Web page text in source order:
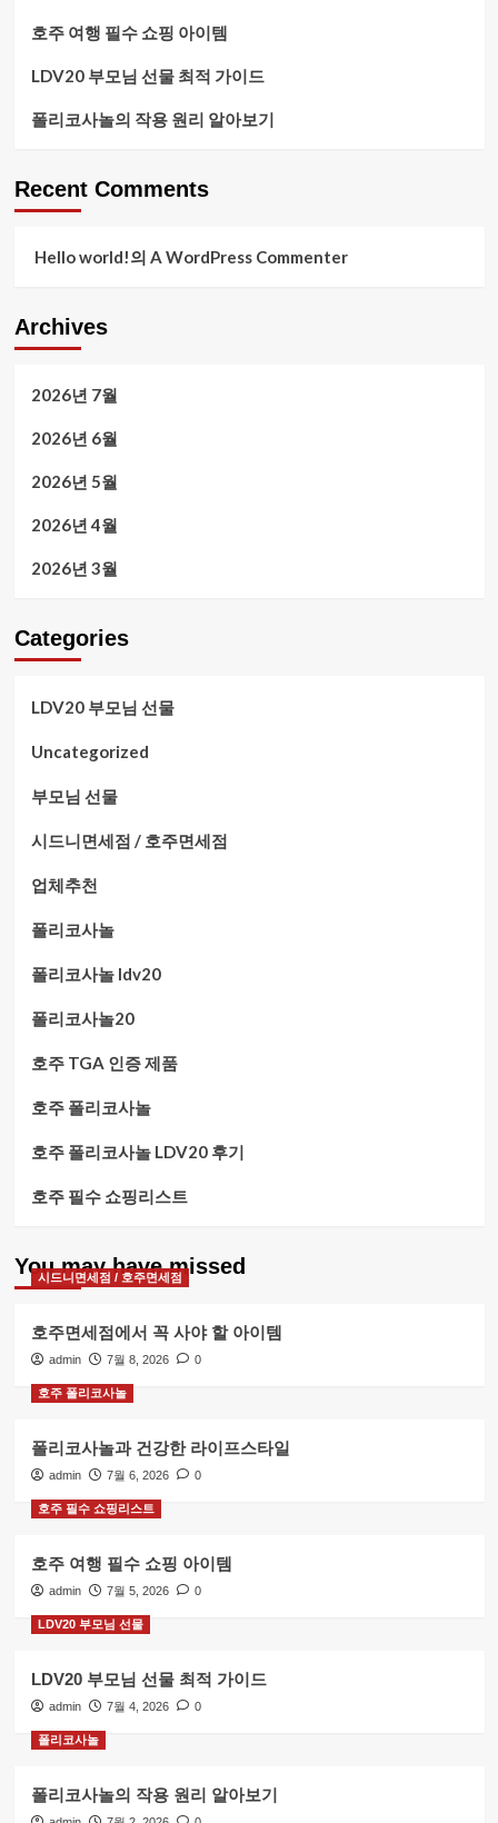
호주 여행 필수 쇼핑 아이템
LDV20 부모님 선물 최적 가이드
폴리코사놀의 작용 원리 알아보기
Recent Comments
Hello world!의 A WordPress Commenter
Archives
2026년 7월
2026년 6월
2026년 5월
2026년 4월
2026년 3월
Categories
LDV20 부모님 선물
Uncategorized
부모님 선물
시드니면세점 / 호주면세점
업체추천
폴리코사놀
폴리코사놀 ldv20
폴리코사놀20
호주 TGA 인증 제품
호주 폴리코사놀
호주 폴리코사놀 LDV20 후기
호주 필수 쇼핑리스트
You may have missed
시드니면세점 / 호주면세점
호주면세점에서 꼭 사야 할 아이템
admin 7월 8, 2026 0
호주 폴리코사놀
폴리코사놀과 건강한 라이프스타일
admin 7월 6, 2026 0
호주 필수 쇼핑리스트
호주 여행 필수 쇼핑 아이템
admin 7월 5, 2026 0
LDV20 부모님 선물
LDV20 부모님 선물 최적 가이드
admin 7월 4, 2026 0
폴리코사놀
폴리코사놀의 작용 원리 알아보기